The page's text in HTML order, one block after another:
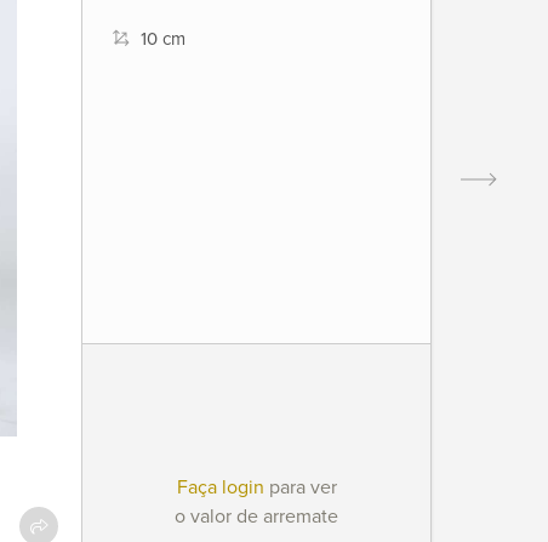
10 cm
Faça login para ver
o valor de arremate